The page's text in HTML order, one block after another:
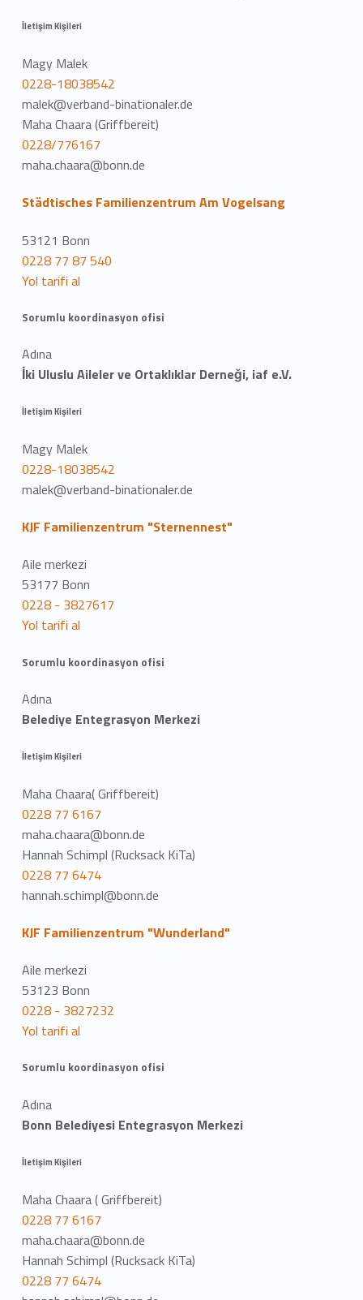
İletişim Kişileri
Magy Malek
0228-18038542
malek@verband-binationaler.de
Maha Chaara (Griffbereit)
0228/776167
maha.chaara@bonn.de
Städtisches Familienzentrum Am Vogelsang
53121 Bonn
0228 77 87 540
Yol tarifi al
Sorumlu koordinasyon ofisi
Adına
İki Uluslu Aileler ve Ortaklıklar Derneği, iaf e.V.
İletişim Kişileri
Magy Malek
0228-18038542
malek@verband-binationaler.de
KJF Familienzentrum "Sternennest"
Aile merkezi
53177 Bonn
0228 - 3827617
Yol tarifi al
Sorumlu koordinasyon ofisi
Adına
Belediye Entegrasyon Merkezi
İletişim Kişileri
Maha Chaara( Griffbereit)
0228 77 6167
maha.chaara@bonn.de
Hannah Schimpl (Rucksack KiTa)
0228 77 6474
hannah.schimpl@bonn.de
KJF Familienzentrum "Wunderland"
Aile merkezi
53123 Bonn
0228 - 3827232
Yol tarifi al
Sorumlu koordinasyon ofisi
Adına
Bonn Belediyesi Entegrasyon Merkezi
İletişim Kişileri
Maha Chaara ( Griffbereit)
0228 77 6167
maha.chaara@bonn.de
Hannah Schimpl (Rucksack KiTa)
0228 77 6474